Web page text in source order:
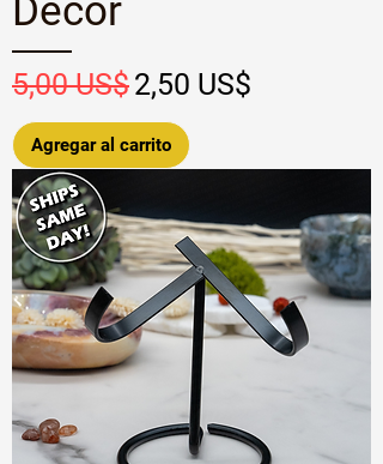
Decor
Precio
5,00 US$Precio de oferta
2,50 US$
Agregar al carrito